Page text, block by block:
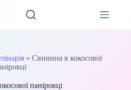
»Свинина в кокосової
паніровці